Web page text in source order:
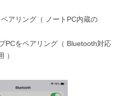
アリング（ ノートPC内蔵の
PCをペアリング（ Bluetooth対応
）